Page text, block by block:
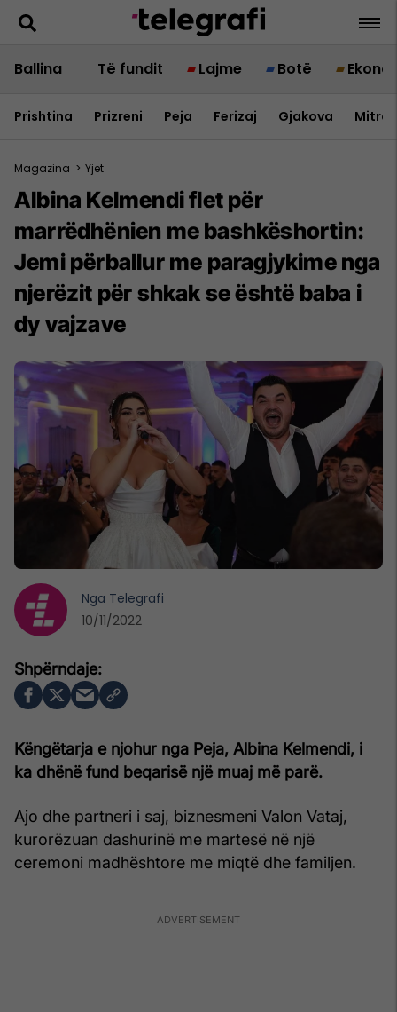
Ballina Të fundit Lajme Botë
Prishtina Prizreni Peja Ferizaj Gjakova
Magazina > Yjet
Albina Kelmendi flet për
marrëdhënien me bashkëshortin:
Jemi përballur me paragjykime nga
njerëzit për shkak se është baba i
dy vajzave
Këngëtarja e njohur nga Peja, Albina Kelmendi, i
ka dhënë fund beqarisë një muaj më parë.
Ajo dhe partneri i saj, biznesmeni Valon Vataj,
kurorëzuan dashurinë me martesë në një
ceremoni madhështore me miqtë dhe familjen.
Nga Telegrafi
10/11/2022